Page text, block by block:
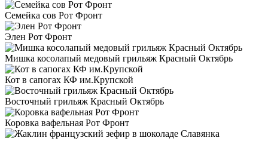
Семейка сов Рот Фронт
Элен Рот Фронт
Мишка косолапый медовый грильяж Красный Октябрь
Кот в сапогах КФ им.Крупской
Восточный грильяж Красный Октябрь
Коровка вафельная Рот Фронт